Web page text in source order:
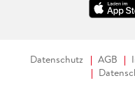
Datenschutz AGB